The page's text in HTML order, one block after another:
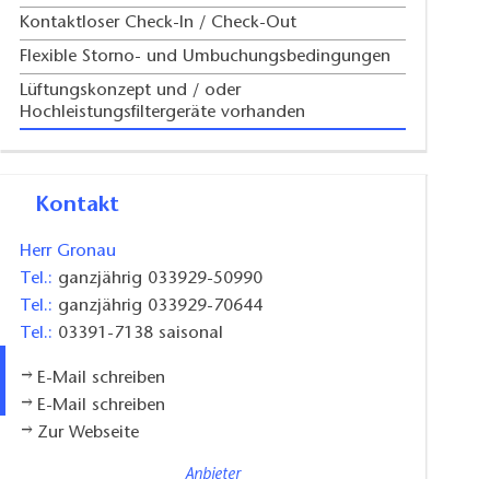
Kontaktloser Check-In / Check-Out
Flexible Storno- und Umbuchungsbedingungen
Lüftungskonzept und / oder
Hochleistungsfiltergeräte vorhanden
Kontakt
Herr Gronau
Tel.: ganzjährig 033929-50990
Tel.: ganzjährig 033929-70644
Tel.: 03391-7138 saisonal
E-Mail schreiben
E-Mail schreiben
Zur Webseite
Anbieter